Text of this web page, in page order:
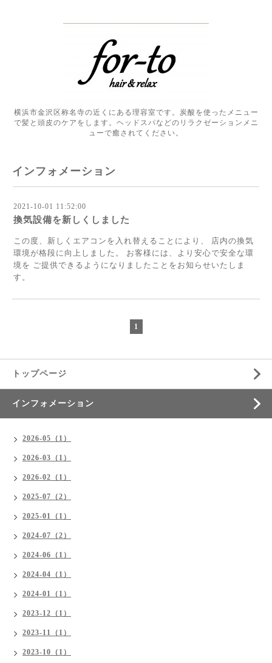
横浜市金沢区称名寺の近くにある理容室です。炭酸を使ったメニュー
で髪と頭皮のケアをします。ヘッドスパなどのリラクゼーションメニ
ューで癒されてください。
インフォメーション
2021-10-01 11:52:00
換気設備を新しくしました
この度、新しくエアコンを入れ替えることにより、 店内の換気
環境が格段に向上しました。 お客様には、より安心で安全な環
境を ご提供できるようになりましたことをお知らせいたしま
す。
1
トップページ
インフォメーション
2026-05（1）
2026-03（1）
2026-02（1）
2025-07（2）
2025-01（1）
2024-07（2）
2024-06（1）
2024-04（1）
2024-01（1）
2023-12（1）
2023-11（1）
2023-10（1）